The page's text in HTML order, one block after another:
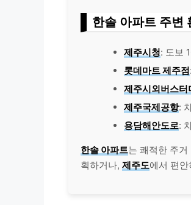
한솔 아파트 주변
제주시청: 도보
롯데마트 제주점
제주시외버스터
제주국제공항:
용담해안도로:
한솔 아파트는 쾌적한 주
획하거나, 제주도에서 편